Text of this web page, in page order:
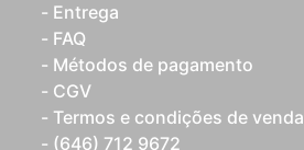
Entrega
FAQ
Métodos de pagamento
CGV
Termos e condições de venda
(646) 712 9672